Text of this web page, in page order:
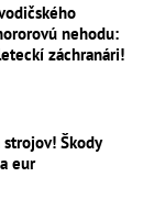
nehodu:
záchranári!
Škody
eur